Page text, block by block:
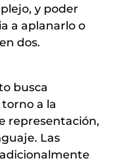
y poder
a aplanarlo o
dos.
busca
a la
representación,
Las